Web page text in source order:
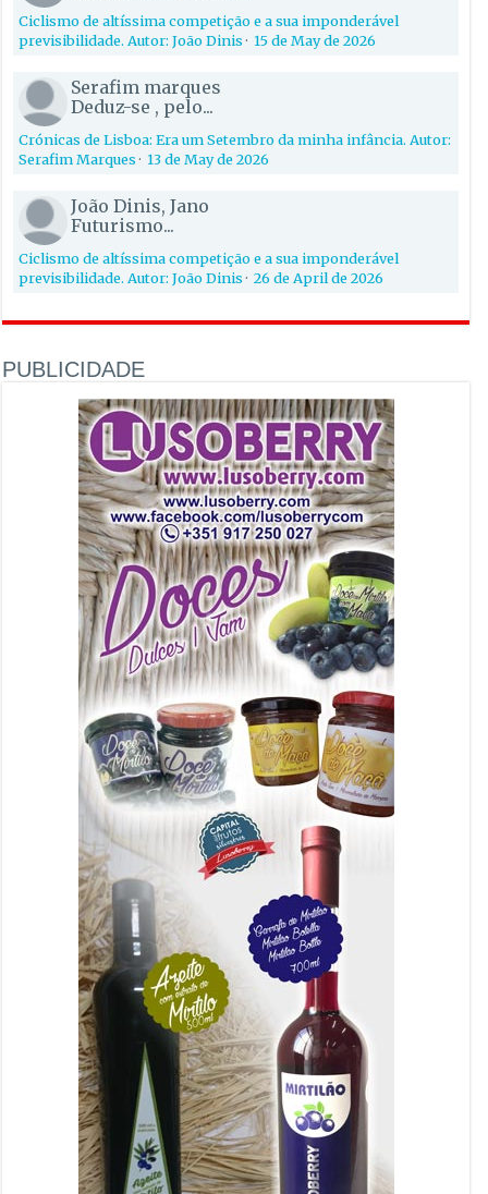
Ciclismo de altíssima competição e a sua imponderável
previsibilidade. Autor: João Dinis·15 de May de 2026
Serafim marques
Deduz-se , pelo...
Crónicas de Lisboa: Era um Setembro da minha infância. Autor:
Serafim Marques·13 de May de 2026
João Dinis, Jano
Futurismo...
Ciclismo de altíssima competição e a sua imponderável
previsibilidade. Autor: João Dinis·26 de April de 2026
PUBLICIDADE